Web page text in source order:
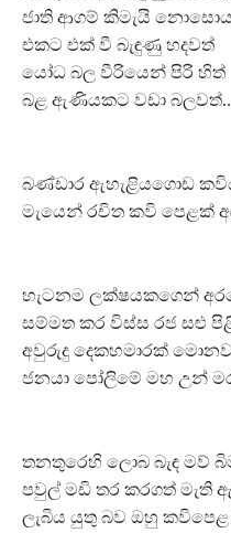
ජාති ආගම් කිමැයි
එකට එක් වී බැඳුණු හදවත්
යෝධ බල වීරියෙන් පිරි හිත්
බළ ඇණියකට වඩා බලවත්..
බණ්ඩාර ඇහැළියගොඩ
මැයෙන් රචිත කවි පෙළක්
හැටනම ලක්ෂයකගෙන්
සම්මත කර විස්ස රජ සළු
අවුරුදු දෙකහමාරක්
ජනයා පෝලිමේ මහ උන්
තනතුරෙහි ලොබ බැඳ මව්
පවුල් මඩි තර කරගත් මැති
ලැබිය යුතු බව ඔහු